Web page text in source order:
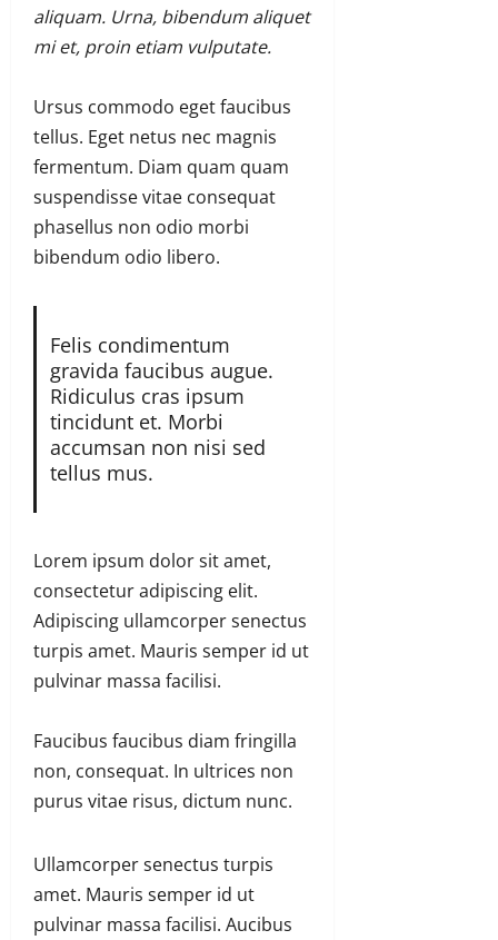
aliquam. Urna, bibendum aliquet
mi et, proin etiam vulputate.
Ursus commodo eget faucibus
tellus. Eget netus nec magnis
fermentum. Diam quam quam
suspendisse vitae consequat
phasellus non odio morbi
bibendum odio libero.
Felis condimentum
gravida faucibus augue.
Ridiculus cras ipsum
tincidunt et. Morbi
accumsan non nisi sed
tellus mus.
Lorem ipsum dolor sit amet,
consectetur adipiscing elit.
Adipiscing ullamcorper senectus
turpis amet. Mauris semper id ut
pulvinar massa facilisi.
Faucibus faucibus diam fringilla
non, consequat. In ultrices non
purus vitae risus, dictum nunc.
Ullamcorper senectus turpis
amet. Mauris semper id ut
pulvinar massa facilisi. Aucibus